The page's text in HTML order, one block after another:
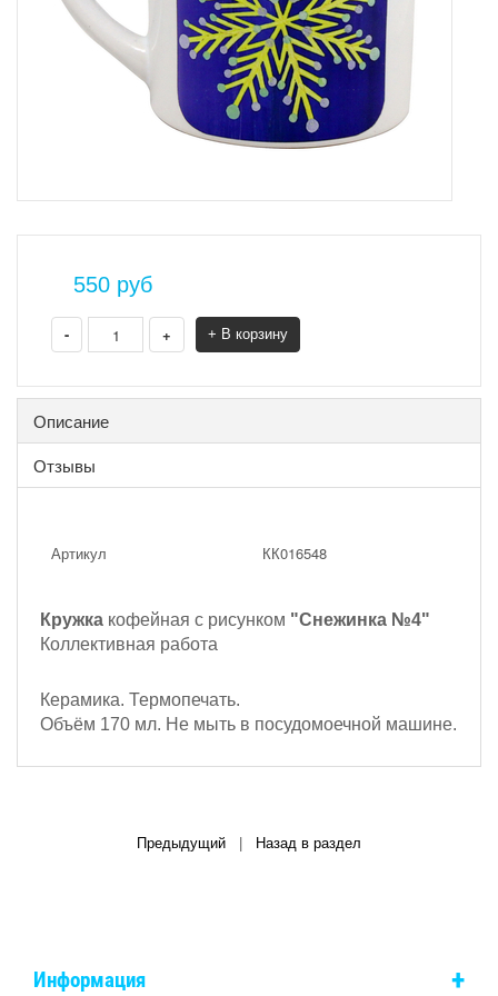
550 руб
- + + В корзину
Описание
Отзывы
Артикул КК016548
Кружка кофейная с рисунком "Снежинка №4"
Коллективная работа
Керамика. Термопечать.
Объём 170 мл. Не мыть в посудомоечной машине.
Предыдущий Назад в раздел
Информация +